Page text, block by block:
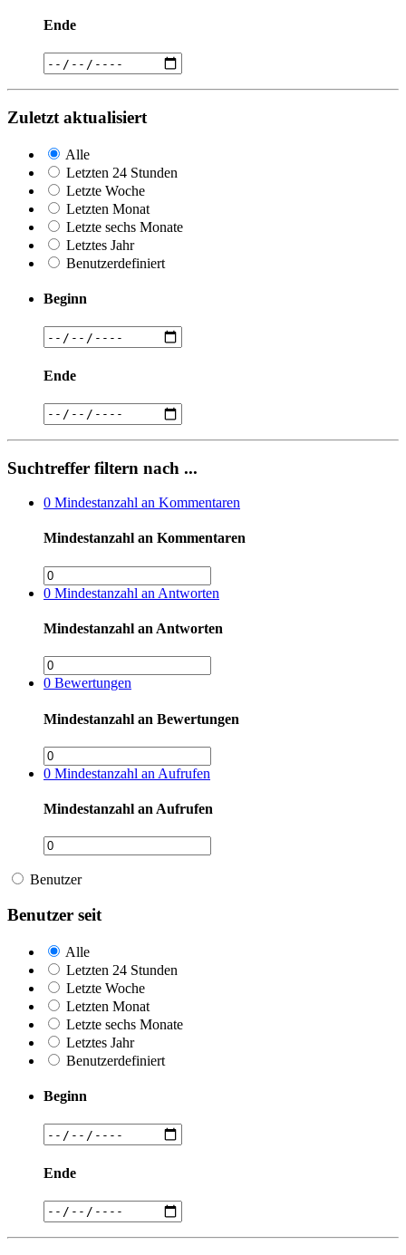
Ende
Zuletzt aktualisiert
Alle
Letzten 24 Stunden
Letzte Woche
Letzten Monat
Letzte sechs Monate
Letztes Jahr
Benutzerdefiniert
Beginn
Ende
Suchtreffer filtern nach ...
0 Mindestanzahl an Kommentaren
Mindestanzahl an Kommentaren
0 Mindestanzahl an Antworten
Mindestanzahl an Antworten
0 Bewertungen
Mindestanzahl an Bewertungen
0 Mindestanzahl an Aufrufen
Mindestanzahl an Aufrufen
Benutzer
Benutzer seit
Alle
Letzten 24 Stunden
Letzte Woche
Letzten Monat
Letzte sechs Monate
Letztes Jahr
Benutzerdefiniert
Beginn
Ende